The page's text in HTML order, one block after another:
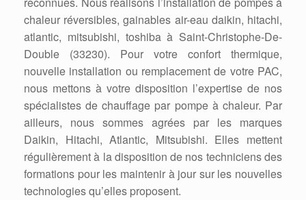
chaleur réversibles, gainables air-eau daikin, hitachi,
atlantic, mitsubishi, toshiba à Saint-Christophe-De-
Double (33230). Pour votre confort thermique,
nouvelle installation ou remplacement de votre PAC,
nous mettons à votre disposition l’expertise de nos
spécialistes de chauffage par pompe à chaleur. Par
ailleurs, nous sommes agrées par les marques
Daikin, Hitachi, Atlantic, Mitsubishi. Elles mettent
régulièrement à la disposition de nos techniciens des
formations pour les maintenir à jour sur les nouvelles
technologies qu’elles proposent.